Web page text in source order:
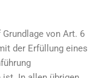
von Art. 6
der Erfüllung eines